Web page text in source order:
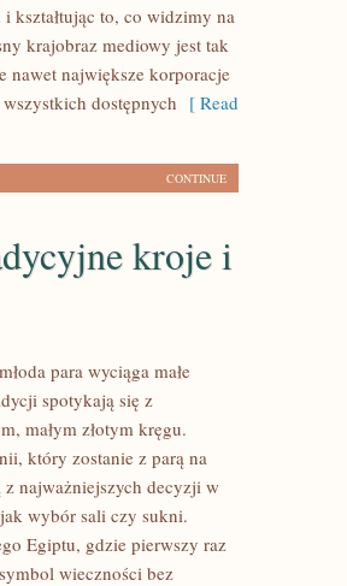
kształtując to, co widzimy na
krajobraz mediowy jest tak
nawet największe korporacje
dostępnych [ Read
CONTINUE
kroje i
para wyciąga małe
spotykają się z
małym złotym kręgu.
który zostanie z parą na
z najważniejszych decyzji w
wybór sali czy sukni.
Egiptu, gdzie pierwszy raz
wieczności bez